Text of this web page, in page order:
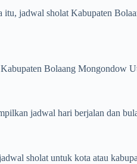
itu, jadwal sholat Kabupaten
Bolaang Mongondow
jadwal hari berjalan dan
sholat untuk kota atau